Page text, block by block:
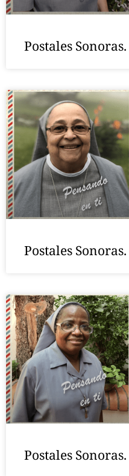
Postales
Postales
Postales